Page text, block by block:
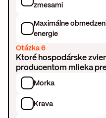
zmesami
Maximálne
energie
Otázka 6
Ktoré hospodárske
producentom mlieka
Morka
Krava